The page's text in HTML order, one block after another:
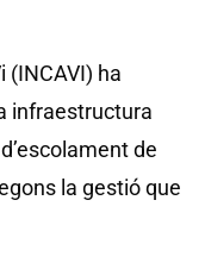
(INCAVI) ha
infraestructura
de
la gestió que